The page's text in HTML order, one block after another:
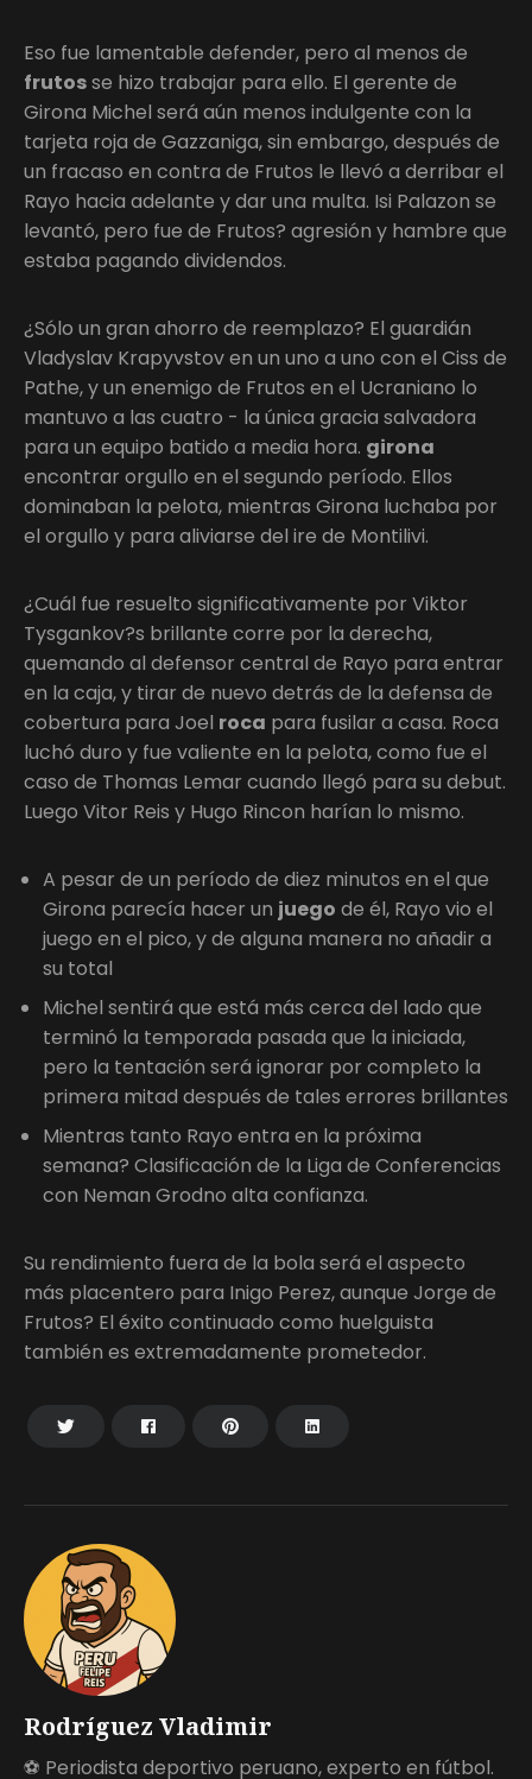
Rodríguez Vladimir
⚽ Periodista deportivo peruano, experto en fútbol.
Eso fue lamentable defender, pero al menos de
frutosse hizo trabajar para ello. El gerente de
Girona Michel será aún menos indulgente con la
tarjeta roja de Gazzaniga, sin embargo, después de
un fracaso en contra de Frutos le llevó a derribar el
Rayo hacia adelante y dar una multa. Isi Palazon se
levantó, pero fue de Frutos? agresión y hambre que
estaba pagando dividendos.
¿Sólo un gran ahorro de reemplazo? El guardián
Vladyslav Krapyvstov en un uno a uno con el Ciss de
Pathe, y un enemigo de Frutos en el Ucraniano lo
mantuvo a las cuatro - la única gracia salvadora
para un equipo batido a media hora. girona
encontrar orgullo en el segundo período. Ellos
dominaban la pelota, mientras Girona luchaba por
el orgullo y para aliviarse del ire de Montilivi.
¿Cuál fue resuelto significativamente por Viktor
Tysgankov?s brillante corre por la derecha,
quemando al defensor central de Rayo para entrar
en la caja, y tirar de nuevo detrás de la defensa de
cobertura para Joel roca para fusilar a casa. Roca
luchó duro y fue valiente en la pelota, como fue el
caso de Thomas Lemar cuando llegó para su debut.
Luego Vitor Reis y Hugo Rincon harían lo mismo.
A pesar de un período de diez minutos en el que
Girona parecía hacer un juego de él, Rayo vio el
juego en el pico, y de alguna manera no añadir a
su total
Michel sentirá que está más cerca del lado que
terminó la temporada pasada que la iniciada,
pero la tentación será ignorar por completo la
primera mitad después de tales errores brillantes
Mientras tanto Rayo entra en la próxima
semana? Clasificación de la Liga de Conferencias
con Neman Grodno alta confianza.
Su rendimiento fuera de la bola será el aspecto
más placentero para Inigo Perez, aunque Jorge de
Frutos? El éxito continuado como huelguista
también es extremadamente prometedor.